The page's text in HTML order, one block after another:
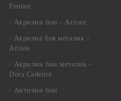
Pentart
Акрилни бои - Artiste
Акрилна боя металик -
Artiste
Акрилни бои металик -
Dora Cadence
Антични бои